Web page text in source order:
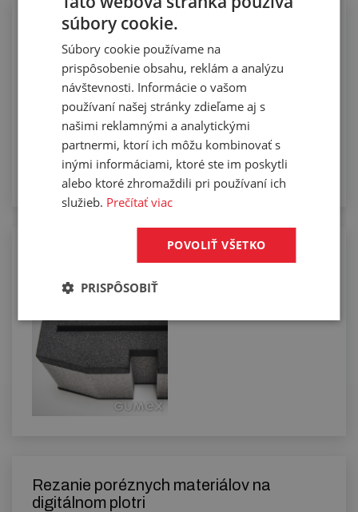
Nanášanie samolepiacej vrstvy
Rezanie poréznych materiálov na
digitálnom plotri
súbory cookie.
Súbory cookie používame na
prispôsobenie obsahu, reklám a analýzu
návštevnosti. Informácie o vašom
používaní našej stránky zdieľame aj s
našimi reklamnými a analytickými
partnermi, ktorí ich môžu kombinovať s
inými informáciami, ktoré ste im poskytli
alebo ktoré zhromaždili pri používaní ich
služieb. Prečítať viac
POVOLIŤ VŠETKO
PRISPÔSOBIŤ